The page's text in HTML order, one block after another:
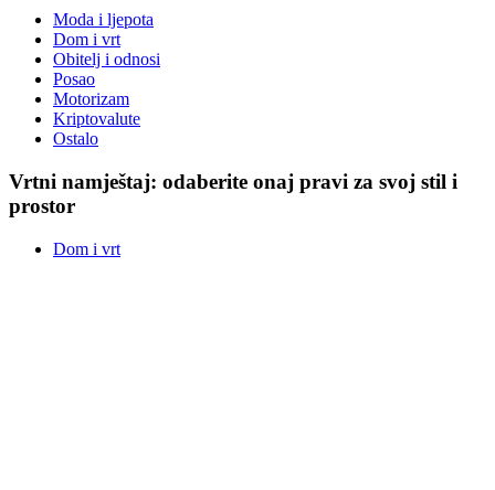
Moda i ljepota
Dom i vrt
Obitelj i odnosi
Posao
Motorizam
Kriptovalute
Ostalo
Vrtni namještaj: odaberite onaj pravi za svoj stil i
prostor
Dom i vrt